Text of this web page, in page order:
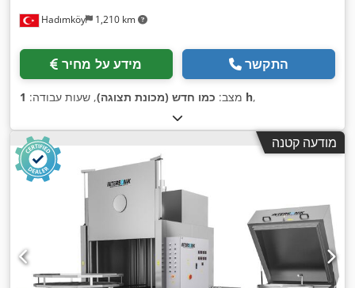
Hadımköy 1,210 km
מידע על מחיר התקשר
מצב: כמו חדש (מכונת תצוגה), שעות עבודה: 1 h,
מודעה קטנה